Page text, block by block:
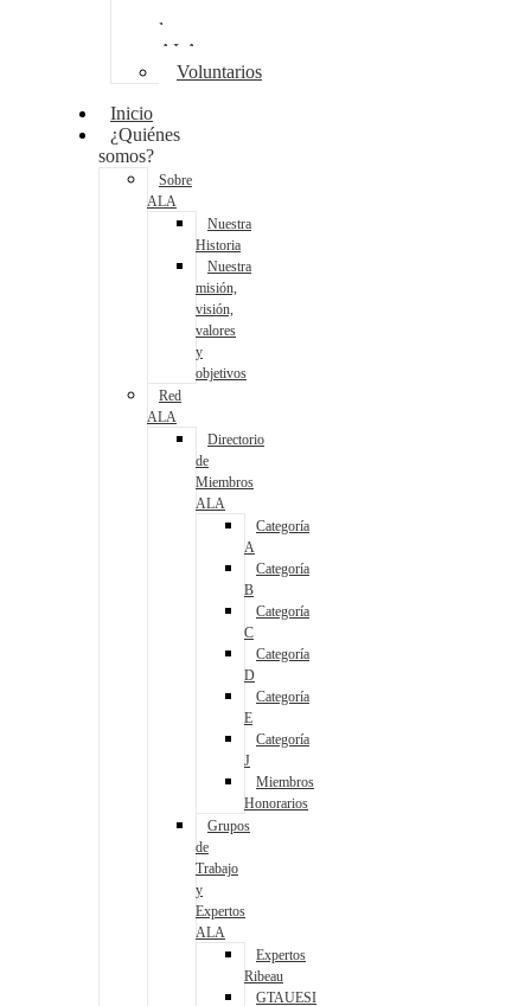
la
ALA
Voluntarios
Inicio
¿Quiénes
somos?
Sobre
ALA
Nuestra
Historia
Nuestra
misión,
visión,
valores
y
objetivos
Red
ALA
Directorio
de
Miembros
ALA
Categoría
A
Categoría
B
Categoría
C
Categoría
D
Categoría
E
Categoría
J
Miembros
Honorarios
Grupos
de
Trabajo
y
Expertos
ALA
Expertos
Ribeau
GTAUESI